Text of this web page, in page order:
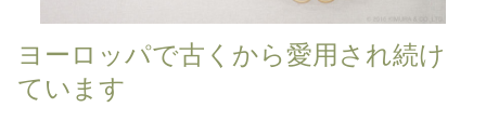
ヨーロッパで古くから愛用され続け
ています